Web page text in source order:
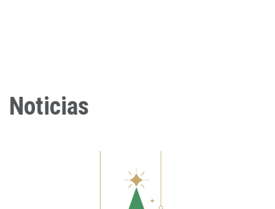
Noticias
CALIDAD